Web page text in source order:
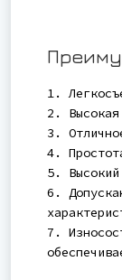
1.
2.
3.
4.
5.
6.
7.